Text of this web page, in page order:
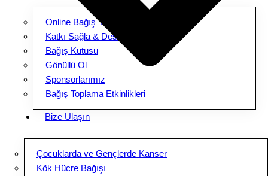
Online Bağış Yap
Katkı Sağla & Destek Ol
Bağış Kutusu
Gönüllü Ol
Sponsorlarımız
Bağış Toplama Etkinlikleri
Bize Ulaşın
Çocuklarda ve Gençlerde Kanser
Kök Hücre Bağışı